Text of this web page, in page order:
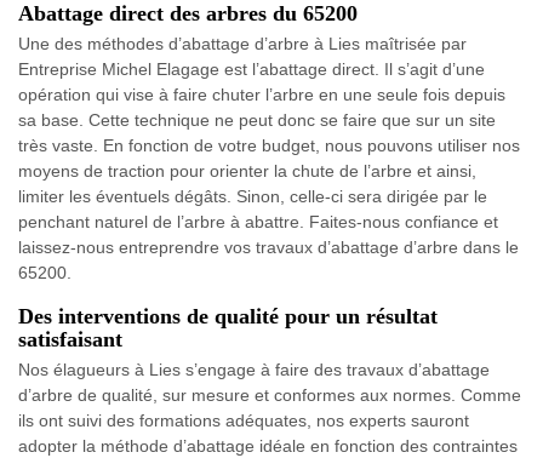
Abattage direct des arbres du 65200
Une des méthodes d’abattage d’arbre à Lies maîtrisée par
Entreprise Michel Elagage est l’abattage direct. Il s’agit d’une
opération qui vise à faire chuter l’arbre en une seule fois depuis
sa base. Cette technique ne peut donc se faire que sur un site
très vaste. En fonction de votre budget, nous pouvons utiliser nos
moyens de traction pour orienter la chute de l’arbre et ainsi,
limiter les éventuels dégâts. Sinon, celle-ci sera dirigée par le
penchant naturel de l’arbre à abattre. Faites-nous confiance et
laissez-nous entreprendre vos travaux d’abattage d’arbre dans le
65200.
Des interventions de qualité pour un résultat
satisfaisant
Nos élagueurs à Lies s’engage à faire des travaux d’abattage
d’arbre de qualité, sur mesure et conformes aux normes. Comme
ils ont suivi des formations adéquates, nos experts sauront
adopter la méthode d’abattage idéale en fonction des contraintes